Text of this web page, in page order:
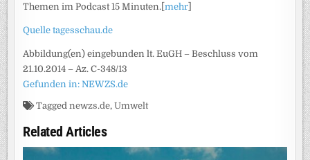
Themen im Podcast 15 Minuten.[mehr
Quelle tagesschau.de
Abbildung(en) eingebunden lt. EuGH – Beschluss vom
21.10.2014 – Az. C-348/13
Gefunden in: NEWZS.de
Taggednewzs.de,Umwelt
Related Articles